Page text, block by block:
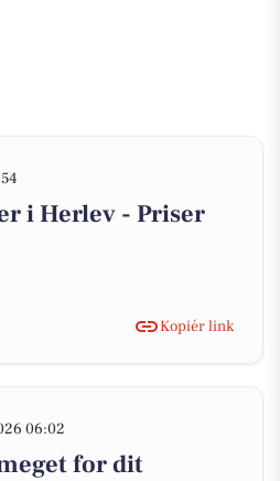
i Herlev - Priser
Kopiér link
06:02
for dit